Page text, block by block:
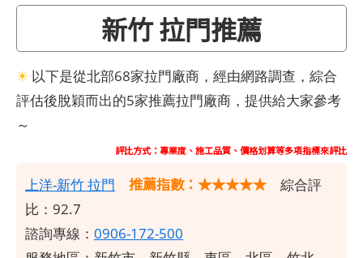
新竹 拉門推薦
☀ 以下是從北部68家拉門廠商，經由網路調查，綜合
評估後脫穎而出的5家推薦拉門廠商，提供給大家參考
～
評比方式：專業度、施工品質、價格划算等多項指標來評比
上洋-新竹 拉門 推薦指數：★★★★★ 綜合評
比：92.7
諮詢專線： 0906-172-500